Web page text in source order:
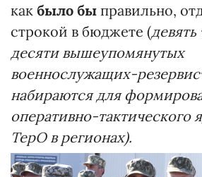
как было бы правильно,
строкой в бюджете (
десяти вышеупомянутых
военнослужащих-
набираются для
оперативно-тактического
ТерО в регионах).